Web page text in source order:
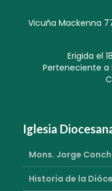
Vicuña Mackenna
Erigida el
Perteneciente a
Iglesia
Mons. Jorge
Historia de la